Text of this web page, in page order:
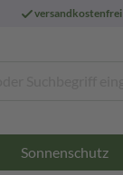
versandkostenfrei
Sonnenschutz